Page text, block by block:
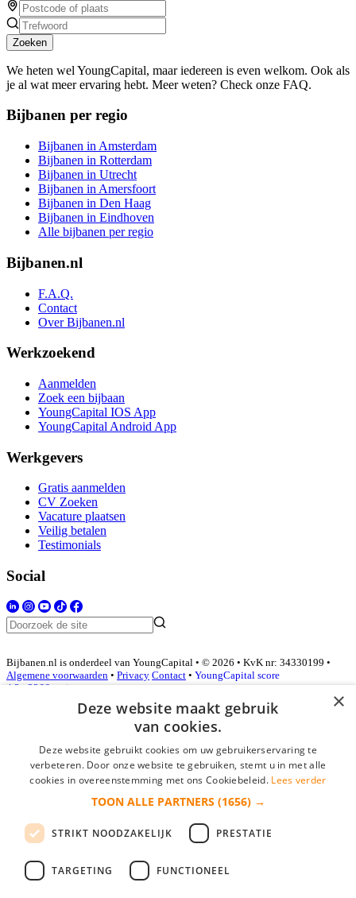
Zoeken
We heten wel YoungCapital, maar iedereen is even welkom. Ook als
je al wat meer ervaring hebt. Meer weten? Check onze FAQ.
Bijbanen per regio
Bijbanen in Amsterdam
Bijbanen in Rotterdam
Bijbanen in Utrecht
Bijbanen in Amersfoort
Bijbanen in Den Haag
Bijbanen in Eindhoven
Alle bijbanen per regio
Bijbanen.nl
F.A.Q.
Contact
Over Bijbanen.nl
Werkzoekend
Aanmelden
Zoek een bijbaan
YoungCapital IOS App
YoungCapital Android App
Werkgevers
Gratis aanmelden
CV Zoeken
Vacature plaatsen
Veilig betalen
Testimonials
Social
Bijbanen.nl is onderdeel van YoungCapital • © 2026 • KvK nr: 34330199 •
Algemene voorwaarden • Privacy Contact • YoungCapital score
4.3 - 3366 reviews
Inloggen als bedrijf
*
login gegevens onthouden
login
×
Deze website maakt gebruik
van cookies.
Deze website gebruikt cookies om uw gebruikerservaring te
verbeteren. Door onze website te gebruiken, stemt u in met alle
cookies in overeenstemming met ons Cookiebeleid. Lees verder
TOON ALLE PARTNERS (1656) →
STRIKT NOODZAKELIJK PRESTATIE
TARGETING FUNCTIONEEL